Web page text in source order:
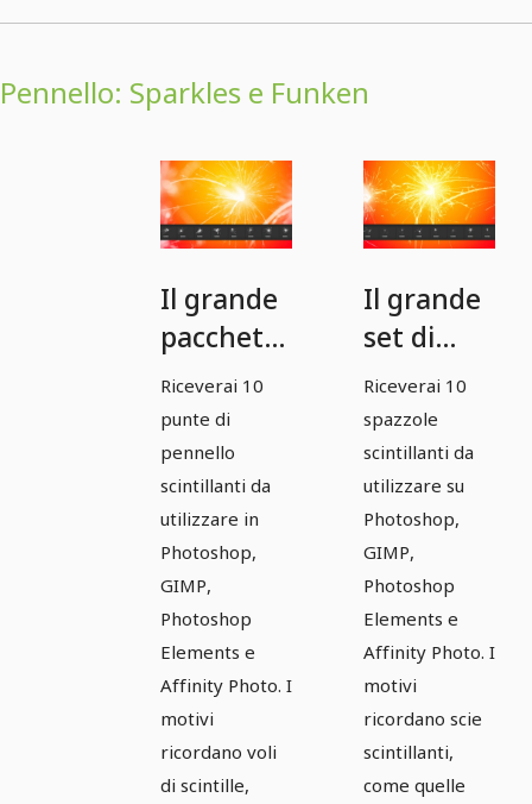
Pennello: Sparkles e Funken
Il grande
pacchetto
di
pennelli -
scintille e
scintille 1.
Riceverai 10
punte di
pennello
scintillanti da
utilizzare in
Photoshop,
GIMP,
Photoshop
Elements e
Affinity Photo. I
motivi
ricordano voli
di scintille,
Il grande
set di
pennelli -
Scintille e
scintille 2
Riceverai 10
spazzole
scintillanti da
utilizzare su
Photoshop,
GIMP,
Photoshop
Elements e
Affinity Photo. I
motivi
ricordano scie
scintillanti,
come quelle